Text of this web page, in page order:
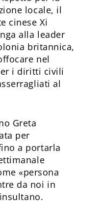
locale, il
cinese Xi
alla leader
britannica,
nel
i diritti civili
al
Greta
per
a portarla
«persona
da noi in